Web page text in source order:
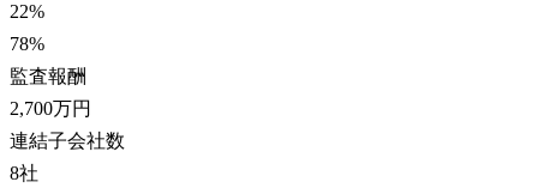
22%
78%
監査報酬
2,700万円
連結子会社数
8社